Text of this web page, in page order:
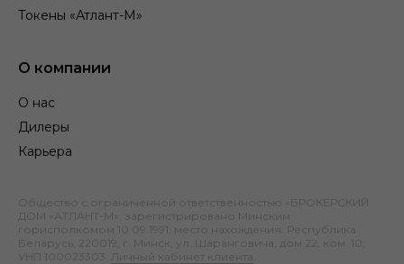
Токены «Атлант-М»
О компании
О нас
Дилеры
Карьера
Общество с ограниченной ответственностью «БРОКЕРСКИЙ
ДОМ «АТЛАНТ-М», зарегистрировано Минским
горисполкомом 10.09.1991; место нахождения: Республика
Беларусь, 220019, г. Минск, ул. Шаранговича, дом 22, ком. 10;
УНП 100023303.
Личный кабинет клиента